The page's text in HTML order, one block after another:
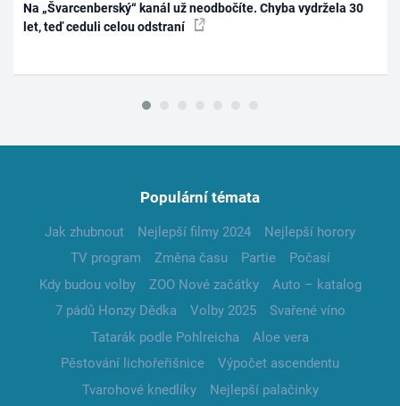
Na „Švarcenberský“ kanál už neodbočíte. Chyba vydržela 30
let, teď ceduli celou odstraní
Populární témata
Jak zhubnout Nejlepší filmy 2024
Nejlepší horory
TV program
Změna času Partie
Počasí
Kdy budou volby
ZOO Nové začátky
Auto – katalog
7 pádů Honzy Dědka
Volby 2025
Svařené víno
Tatarák podle Pohlreicha
Aloe vera
Pěstování lichořeřišnice
Výpočet ascendentu
Tvarohové knedlíky
Nejlepší palačinky